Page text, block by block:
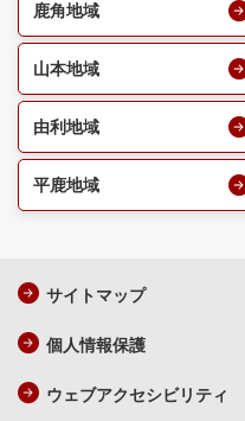
鹿角地域
山本地域
由利地域
平鹿地域
サイトマップ
個人情報保護
ウェブアクセシビリティ